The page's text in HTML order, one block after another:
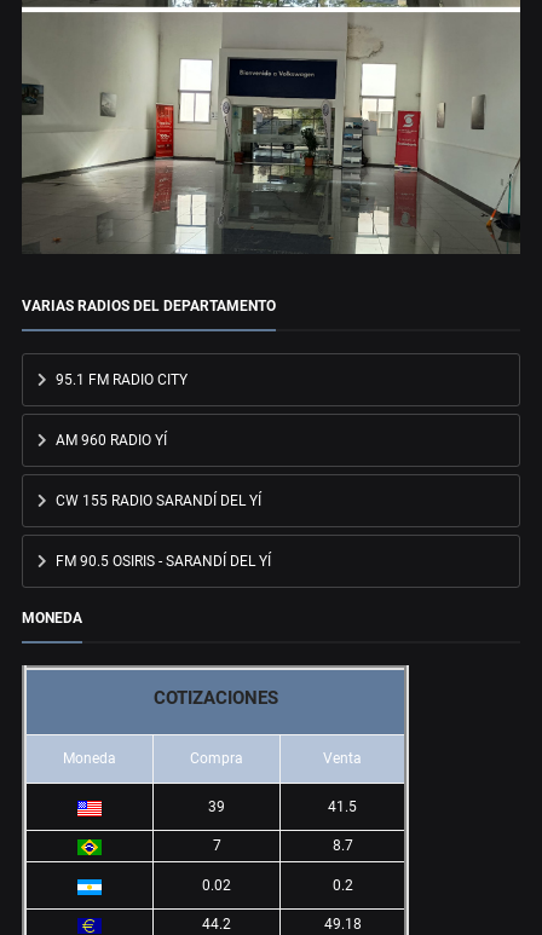
VARIAS RADIOS DEL DEPARTAMENTO
95.1 FM RADIO CITY
AM 960 RADIO YÍ
CW 155 RADIO SARANDÍ DEL YÍ
FM 90.5 OSIRIS - SARANDÍ DEL YÍ
MONEDA
COTIZACIONES
Moneda Compra Venta
39 41.5
7 8.7
0.02 0.2
44.2
49.18